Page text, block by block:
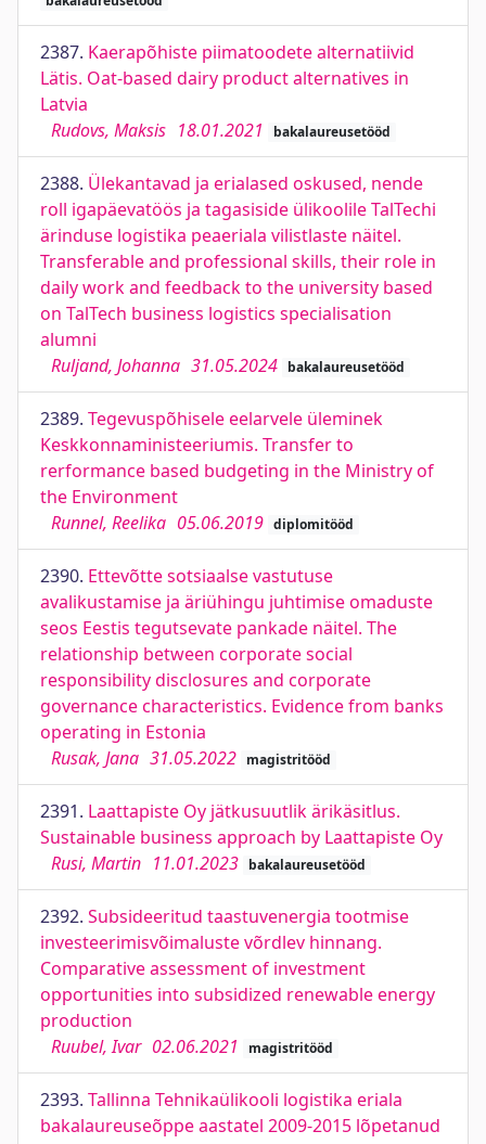
2387. Kaerapõhiste piimatoodete alternatiivid
Lätis. Oat-based dairy product alternatives in
Latvia
Rudovs, Maksis 18.01.2021 bakalaureusetööd
2388. Ülekantavad ja erialased oskused, nende
roll igapäevatöös ja tagasiside ülikoolile TalTechi
ärinduse logistika peaeriala vilistlaste näitel.
Transferable and professional skills, their role in
daily work and feedback to the university based
on TalTech business logistics specialisation
alumni
Ruljand, Johanna 31.05.2024 bakalaureusetööd
2389. Tegevuspõhisele eelarvele üleminek
Keskkonnaministeeriumis. Transfer to
rerformance based budgeting in the Ministry of
the Environment
Runnel, Reelika 05.06.2019 diplomitööd
2390. Ettevõtte sotsiaalse vastutuse
avalikustamise ja äriühingu juhtimise omaduste
seos Eestis tegutsevate pankade näitel. The
relationship between corporate social
responsibility disclosures and corporate
governance characteristics. Evidence from banks
operating in Estonia
Rusak, Jana 31.05.2022 magistritööd
2391. Laattapiste Oy jätkusuutlik ärikäsitlus.
Sustainable business approach by Laattapiste Oy
Rusi, Martin 11.01.2023 bakalaureusetööd
2392. Subsideeritud taastuvenergia tootmise
investeerimisvõimaluste võrdlev hinnang.
Comparative assessment of investment
opportunities into subsidized renewable energy
production
Ruubel, Ivar 02.06.2021 magistritööd
2393. Tallinna Tehnikaülikooli logistika eriala
bakalaureuseõppe aastatel 2009-2015 lõpetanud